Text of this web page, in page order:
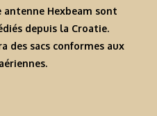
Hexbeam sont
depuis la Croatie.
des sacs conformes aux